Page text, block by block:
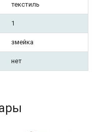
текстиль
1
змейка
нет